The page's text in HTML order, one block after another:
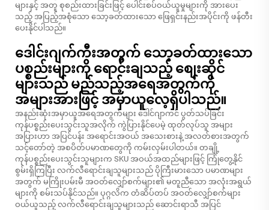
များနှင့် အတူ စုစည်းထားခြင်းဖြင့် ပေါင်းစပ်ဝယ်ယူမှုများကို အားပေး
သည့် အပြည့်အစုံသော သော့ခတ်ထားသော ဖြေရှင်းနည်းအပိုင်းကို ဖန်တီး
ပေးနိုင်ပါသည်။
ဒေါင်းဂျက်ကီးအတွက် သော့ခတ်ထားသော
ပစ္စည်းများကို ရောင်းချသည့် စျေးဆိုင်
များသည် မည်သည့်အရေအတွက်ကို
အများအားဖြင့် အမှာယူလေ့ရှိပါသည်။
အနည်းဆုံးအမှာယူအရေအတွက်များ ဒေါင်ဂျာကင် ပွတ်သပ်ခြင်း
ကုန်ပစ္စည်းပေးသွင်းသူအလိုက် ကွဲပြားနိုင်ပေမဲ့ ထုတ်လုပ်သူ အများ
အပြားဟာ အပြင်ပန်း အရောင်းအဝယ် အသေးစားနဲ့ အလတ်စားအတွက်
သင့်တော်တဲ့ အစပိတ်ပမာဏတွေကို ကမ်းလှမ်းပါတယ်။ တချို့
ကုန်ပစ္စည်းပေးသွင်းသူများက SKU အဝယ်အထည်များဖြင့် ကြုံတွေ့နိုင်
စွမ်းရှိကြပြီး လက်လီရောင်းချသူများသည် ပိုကြီးမားသော ပမာဏများ
အတွက် မကြိုးပမ်းမီ အဝတ်လျှော်စက်များ၏ မတူညီသော အလုံးအရွယ်
များကို စမ်းသပ်နိုင်သည်။ ပုဂ္ဂလိက တံဆိပ်တပ် အဝတ်လျှော်စက်များ
ဝယ်ယူသည့် လက်လီရောင်းချသူများသည် ဆောင်းရာသီ အပြင်